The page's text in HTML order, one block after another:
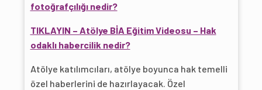
fotoğrafçılığı nedir?
TIKLAYIN – Atölye BİA Eğitim Videosu – Hak
odaklı habercilik nedir?
Atölye katılımcıları, atölye boyunca hak temelli
özel haberlerini de hazırlayacak. Özel